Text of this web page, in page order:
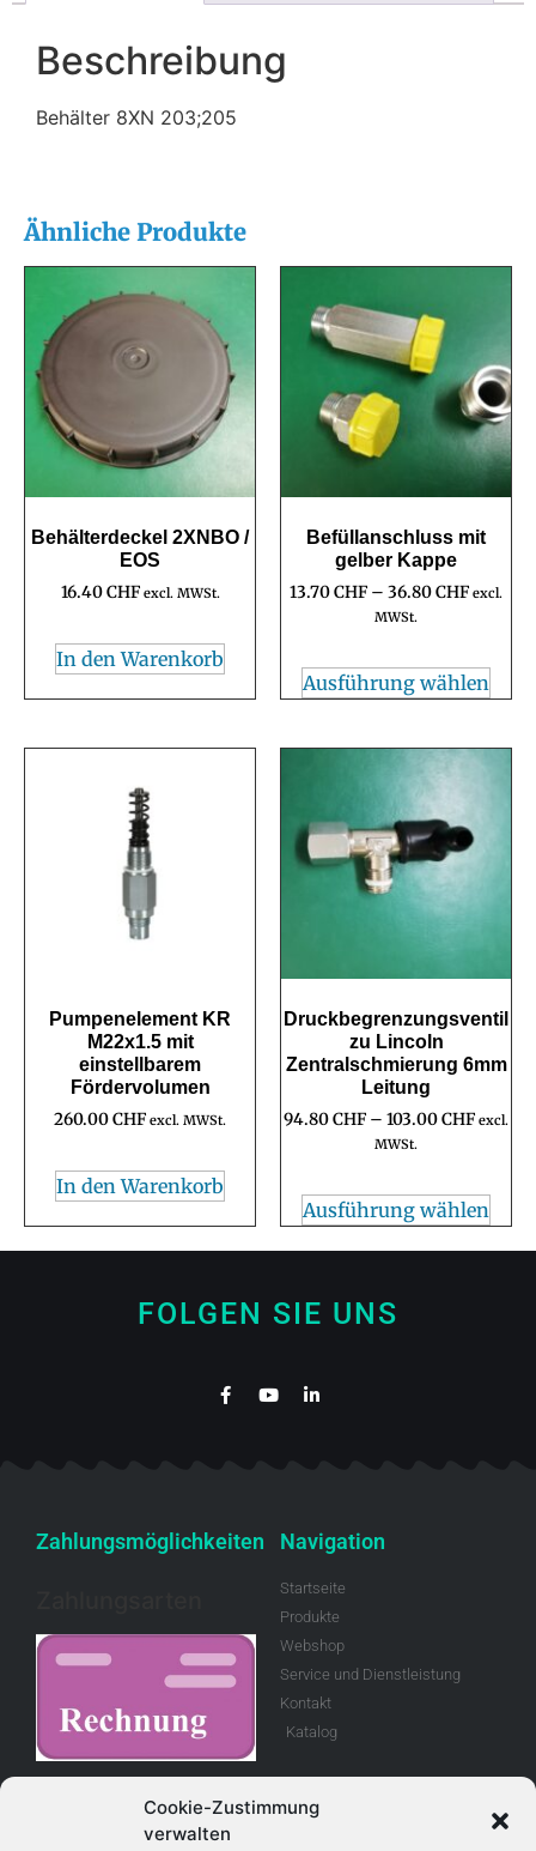
Cookie-Zustimmung
verwalten
Beschreibung
Behälter 8XN 203;205
Ähnliche Produkte
Behälterdeckel 2XNBO /
EOS
16.40CHF excl. MWSt.
In den Warenkorb
Befüllanschluss mit
gelber Kappe
13.70CHF – 36.80CHF excl.
MWSt.
Ausführung wählen
Pumpenelement KR
M22x1.5 mit
einstellbarem
Fördervolumen
260.00CHF excl. MWSt.
In den Warenkorb
Druckbegrenzungsventil
zu Lincoln
Zentralschmierung 6mm
Leitung
94.80CHF – 103.00CHF excl.
MWSt.
Ausführung wählen
FOLGEN SIE UNS
Zahlungsmöglichkeiten Navigation
Startseite
Produkte
Webshop
Service und Dienstleistung
Kontakt
Katalog